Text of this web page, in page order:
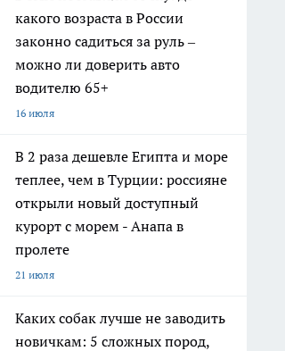
какого возраста в России
законно садиться за руль –
можно ли доверить авто
водителю 65+
16 июля
В 2 раза дешевле Египта и море
теплее, чем в Турции: россияне
открыли новый доступный
курорт с морем - Анапа в
пролете
21 июля
Каких собак лучше не заводить
новичкам: 5 сложных пород,